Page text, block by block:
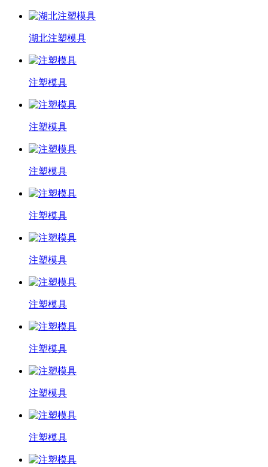
湖北注塑模具
注塑模具
注塑模具
注塑模具
注塑模具
注塑模具
注塑模具
注塑模具
注塑模具
注塑模具